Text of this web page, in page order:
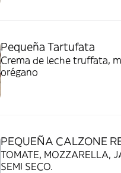
Pequeña Tartufata
Crema de leche truffata,
orégano
PEQUEÑA CALZONE
TOMATE, MOZZARELLA,
SEMI SECO.